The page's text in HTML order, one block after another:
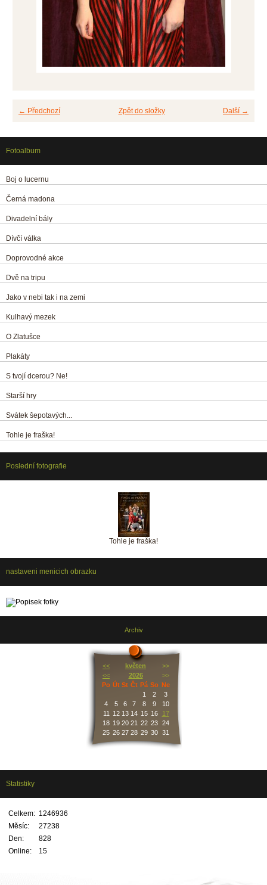
← Předchozí Další →
Zpět do složky
Fotoalbum
Boj o lucernu
Černá madona
Divadelní bály
Dívčí válka
Doprovodné akce
Dvě na tripu
Jako v nebi tak i na zemi
Kulhavý mezek
O Zlatušce
Plakáty
S tvojí dcerou? Ne!
Starší hry
Svátek šepotavých...
Tohle je fraška!
Poslední fotografie
Tohle je fraška!
nastaveni menicich obrazku
Archiv
<< květen
>>
<<
2026
>>
Po Út St Čt Pá So Ne
1
2
3
4
5 6 7 8 9
10
11
12 13 14 15 16
17
18 19 20 21 22 23 24
25 26 27 28 29 30 31
Statistiky
Online: 15
Celkem: 1246936
Měsíc:
27238
Den:
828